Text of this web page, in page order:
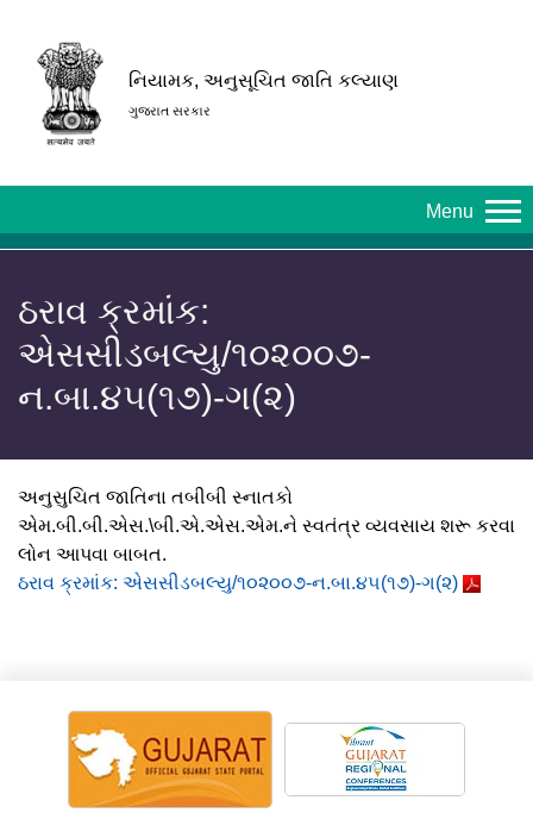
નિયામક, અનુસૂચિત જાતિ કલ્યાણ
ગુજરાત સરકાર
Menu
ઠરાવ ક્રમાંક:
એસસીડબલ્યુ/૧૦૨૦૦૭-
ન.બા.૪૫(૧૭)-ગ(૨)
અનુસુચિત જાતિના તબીબી સ્નાતકો
એમ.બી.બી.એસ.\બી.એ.એસ.એમ.ને સ્વતંત્ર વ્યવસાય શરૂ કરવા
લોન આપવા બાબત.
ઠરાવ ક્રમાંક: એસસીડબલ્યુ/૧૦૨૦૦૭-ન.બા.૪૫(૧૭)-ગ(૨)